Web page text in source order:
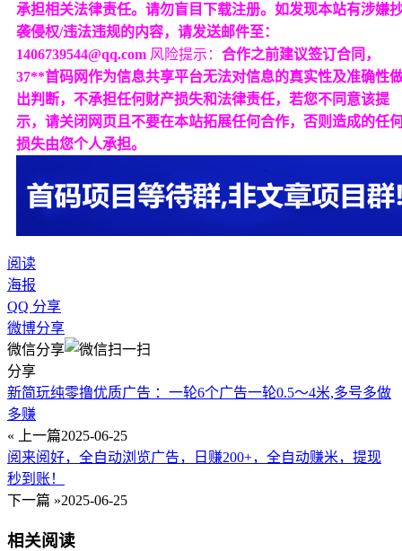
承担相关法律责任。请勿盲目下载注册。如发现本站有涉嫌
袭侵权/违法违规的内容，请发送邮件至：
1406739544@qq.com 风险提示： 合作之前建议签订合同，
37**首码网作为信息共享平台无法对信息的真实性及准确性
出判断，不承担任何财产损失和法律责任，若您不同意该提
示，请关闭网页且不要在本站拓展任何合作，否则造成的任
损失由您个人承担。
阅读
海报
QQ 分享
微博分享
微信分享
分享
新简玩纯零撸优质广告 ：一轮6个广告一轮0.5～4米,多号多做
多赚
« 上一篇2025-06-25
阅来阅好，全自动浏览广告，日赚200+，全自动赚米，提现
秒到账！
下一篇 »2025-06-25
相关阅读